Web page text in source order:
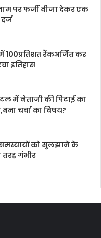
पर फर्जी वीजा देकर एक
100प्रतिशत रैंकअर्जित कर
इतिहास
में नेताजी की पिटाई का
चर्चा का विषय?
समस्यायों को सुलझाने के
तरह गंभीर